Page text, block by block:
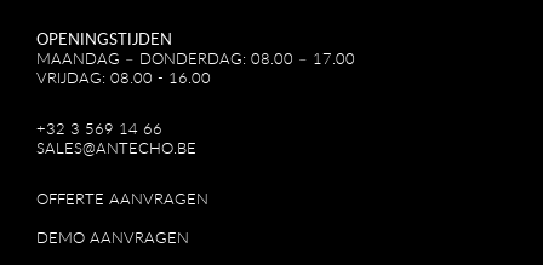
OPENINGSTIJDEN
MAANDAG – DONDERDAG: 08.00 – 17.00
VRIJDAG: 08.00 - 16.00
+32 3 569 14 66
SALES@ANTECHO.BE
OFFERTE AANVRAGEN
DEMO AANVRAGEN